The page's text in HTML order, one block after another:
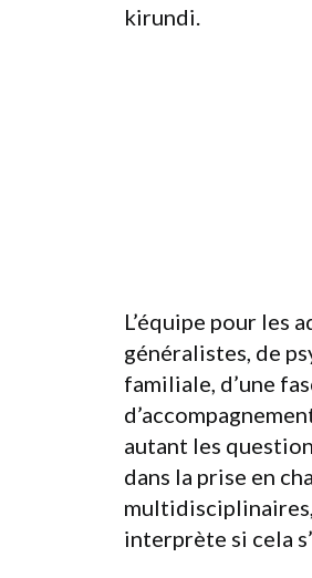
kirundi.
L’équipe pour les
généralistes, de
familiale, d’une
autant les
dans la prise en
interprète si cela